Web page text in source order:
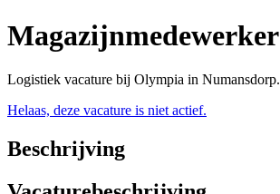
Magazijnmedewerker
Logistiek vacature bij Olympia in Numansdorp.
Helaas, deze vacature is niet actief.
Beschrijving